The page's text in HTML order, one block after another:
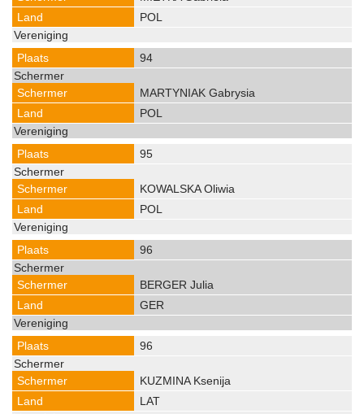
POL
94
MARTYNIAK Gabrysia
POL
95
KOWALSKA Oliwia
POL
96
BERGER Julia
GER
96
KUZMINA Ksenija
LAT